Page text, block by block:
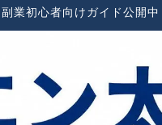
副業初心者向けガイド公開